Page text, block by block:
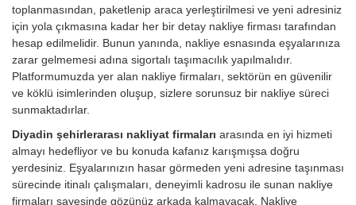
toplanmasından, paketlenip araca yerleştirilmesi ve yeni adresiniz
için yola çıkmasına kadar her bir detay nakliye firması tarafından
hesap edilmelidir. Bunun yanında, nakliye esnasında eşyalarınıza
zarar gelmemesi adına sigortalı taşımacılık yapılmalıdır.
Platformumuzda yer alan nakliye firmaları, sektörün en güvenilir
ve köklü isimlerinden oluşup, sizlere sorunsuz bir nakliye süreci
sunmaktadırlar.
Diyadin şehirlerarası nakliyat firmaları arasında en iyi hizmeti
almayı hedefliyor ve bu konuda kafanız karışmışsa doğru
yerdesiniz. Eşyalarınızın hasar görmeden yeni adresine taşınması
sürecinde itinalı çalışmaları, deneyimli kadrosu ile sunan nakliye
firmaları sayesinde gözünüz arkada kalmayacak. Nakliye